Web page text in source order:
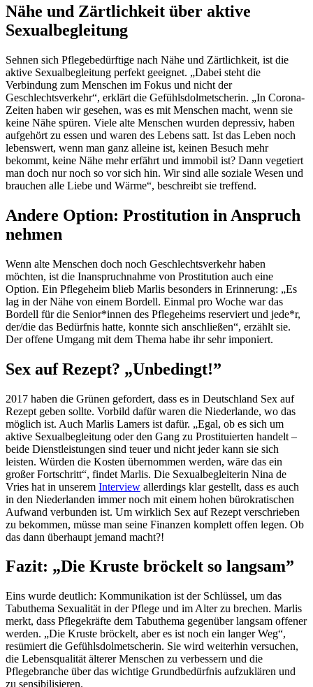
Nähe und Zärtlichkeit über aktive
Sexualbegleitung
Sehnen sich Pflegebedürftige nach Nähe und Zärtlichkeit, ist die
aktive Sexualbegleitung perfekt geeignet. „Dabei steht die
Verbindung zum Menschen im Fokus und nicht der
Geschlechtsverkehr“, erklärt die Gefühlsdolmetscherin. „In Corona-
Zeiten haben wir gesehen, was es mit Menschen macht, wenn sie
keine Nähe spüren. Viele alte Menschen wurden depressiv, haben
aufgehört zu essen und waren des Lebens satt. Ist das Leben noch
lebenswert, wenn man ganz alleine ist, keinen Besuch mehr
bekommt, keine Nähe mehr erfährt und immobil ist? Dann vegetiert
man doch nur noch so vor sich hin. Wir sind alle soziale Wesen und
brauchen alle Liebe und Wärme“, beschreibt sie treffend.
Andere Option: Prostitution in Anspruch
nehmen
Wenn alte Menschen doch noch Geschlechtsverkehr haben
möchten, ist die Inanspruchnahme von Prostitution auch eine
Option. Ein Pflegeheim blieb Marlis besonders in Erinnerung: „Es
lag in der Nähe von einem Bordell. Einmal pro Woche war das
Bordell für die Senior*innen des Pflegeheims reserviert und jede*r,
der/die das Bedürfnis hatte, konnte sich anschließen“, erzählt sie.
Der offene Umgang mit dem Thema habe ihr sehr imponiert.
Sex auf Rezept? „Unbedingt!”
2017 haben die Grünen gefordert, dass es in Deutschland Sex auf
Rezept geben sollte. Vorbild dafür waren die Niederlande, wo das
möglich ist. Auch Marlis Lamers ist dafür. „Egal, ob es sich um
aktive Sexualbegleitung oder den Gang zu Prostituierten handelt –
beide Dienstleistungen sind teuer und nicht jeder kann sie sich
leisten. Würden die Kosten übernommen werden, wäre das ein
großer Fortschritt“, findet Marlis. Die Sexualbegleiterin Nina de
Vries hat in unserem Interview allerdings klar gestellt, dass es auch
in den Niederlanden immer noch mit einem hohen bürokratischen
Aufwand verbunden ist. Um wirklich Sex auf Rezept verschrieben
zu bekommen, müsse man seine Finanzen komplett offen legen. Ob
das dann überhaupt jemand macht?!
Fazit: „Die Kruste bröckelt so langsam”
Eins wurde deutlich: Kommunikation ist der Schlüssel, um das
Tabuthema Sexualität in der Pflege und im Alter zu brechen. Marlis
merkt, dass Pflegekräfte dem Tabuthema gegenüber langsam offener
werden. „Die Kruste bröckelt, aber es ist noch ein langer Weg“,
resümiert die Gefühlsdolmetscherin. Sie wird weiterhin versuchen,
die Lebensqualität älterer Menschen zu verbessern und die
Pflegebranche über das wichtige Grundbedürfnis aufzuklären und
zu sensibilisieren.